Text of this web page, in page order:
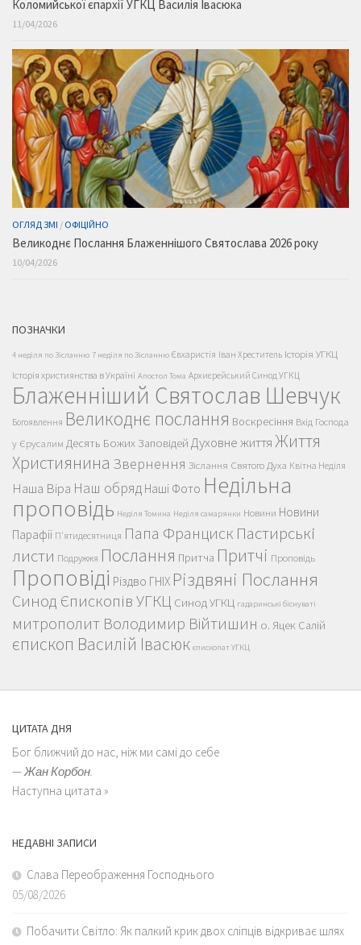
Коломийської єпархії УГКЦ Василія Івасюка
11/04/2026
ОГЛЯД ЗМІ / ОФІЦІЙНО
Великоднє Послання Блаженнішого Святослава 2026 року
10/04/2026
ПОЗНАЧКИ
4 неділя по Зісланню 7 неділя по Зісланню Євхаристія Іван Хреститель Історія УГКЦ
Історія християнства в Україні Апостол Тома Архиєрейський Синод УГКЦ
Блаженніший Святослав Шевчук
Богоявлення Великоднє послання Воскресіння Вхід Господа
у Єрусалим Десять Божих Заповідей Духовне життяЖиття
Християнина Звернення Зіслання Святого Духа Квітна Неділя
Наша Віра Наш обряд Наші Фото Недільна
проповідь Неділя Томина Неділя самарянки Новини Новини
Парафії П'ятидесятниця Папа Франциск Пастирські
листи Подружжя Послання Притча Притчі Проповідь
Проповіді Різдво ГНІХ Різдвяні Послання
Синод Єпископів УГКЦ Синод УГКЦ гадаринські біснуваті
митрополит Володимир Війтишин о. Яцек Салій
єпископ Василій Івасюк єпископат УГКЦ
ЦИТАТА ДНЯ
Бог ближчий до нас, ніж ми самі до себе
—Жан Корбон.
Наступна цитата »
НЕДАВНІ ЗАПИСИ
Слава Переображення Господнього
05/08/2026
Побачити Світло: Як палкий крик двох сліпців відкриває шлях